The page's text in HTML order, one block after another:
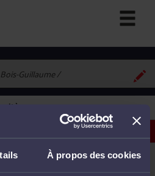
À propos des cookies
Guillaume
BECHE
route de Darnétal 76230 BOIS